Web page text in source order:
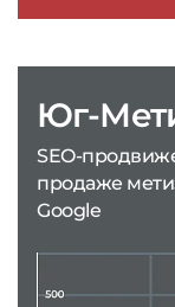
Юг-
SEO-
продаже
Google